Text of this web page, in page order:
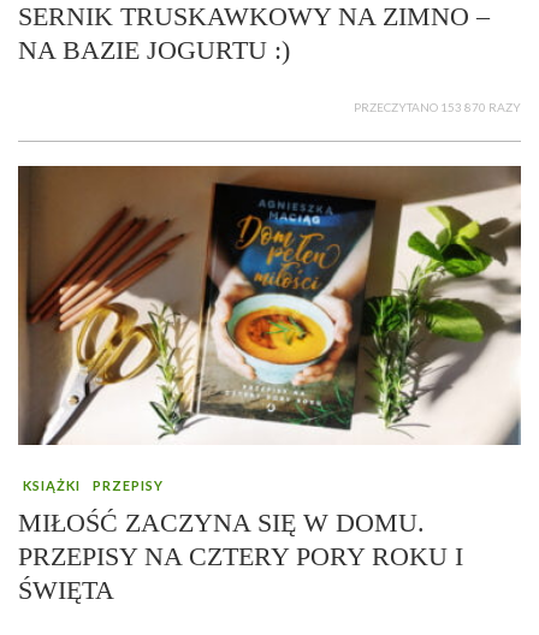
SERNIK TRUSKAWKOWY NA ZIMNO –
NA BAZIE JOGURTU :)
PRZECZYTANO 153 870 RAZY
KSIĄŻKI PRZEPISY
MIŁOŚĆ ZACZYNA SIĘ W DOMU.
PRZEPISY NA CZTERY PORY ROKU I
ŚWIĘTA